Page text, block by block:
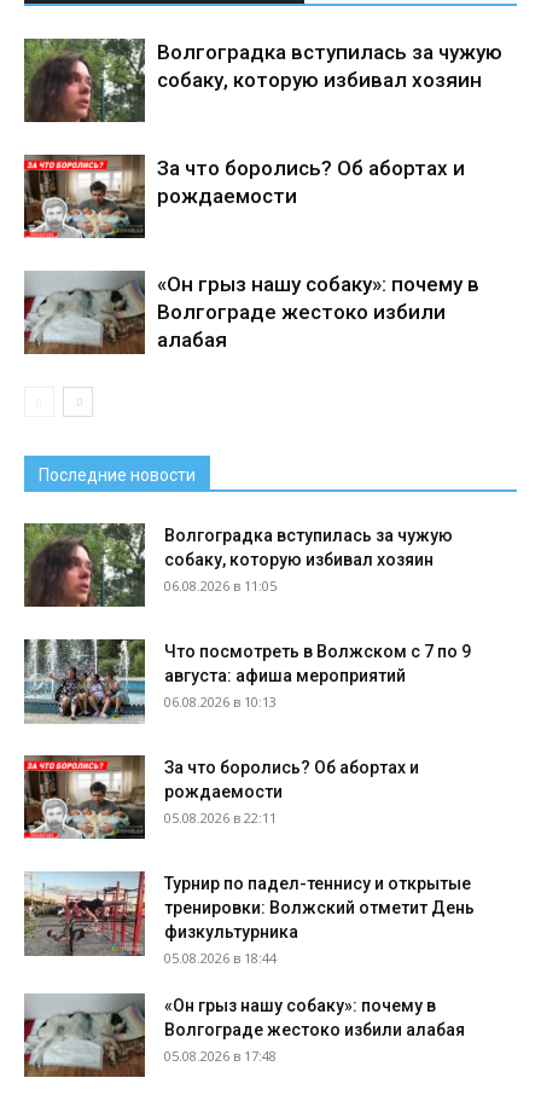
Волгоградка вступилась за чужую
собаку, которую избивал хозяин
За что боролись? Об абортах и
рождаемости
«Он грыз нашу собаку»: почему в
Волгограде жестоко избили
алабая
Последние новости
Волгоградка вступилась за чужую
собаку, которую избивал хозяин
06.08.2026 в 11:05
Что посмотреть в Волжском с 7 по 9
августа: афиша мероприятий
06.08.2026 в 10:13
За что боролись? Об абортах и
рождаемости
05.08.2026 в 22:11
Турнир по падел-теннису и открытые
тренировки: Волжский отметит День
физкультурника
05.08.2026 в 18:44
«Он грыз нашу собаку»: почему в
Волгограде жестоко избили алабая
05.08.2026 в 17:48